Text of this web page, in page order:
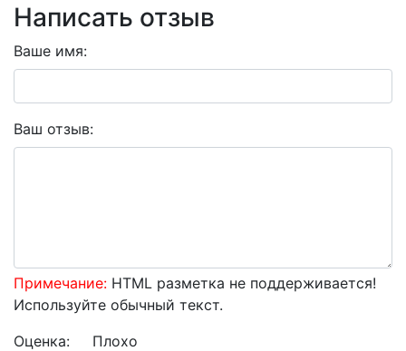
Написать отзыв
Ваше имя:
Ваш отзыв:
Примечание: HTML разметка не поддерживается!
Используйте обычный текст.
Оценка: Плохо